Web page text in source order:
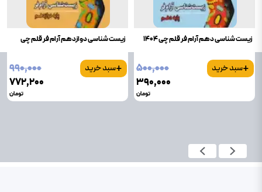
زیست شناسی دهم آرام فر قلم چی 1404
+سبد خرید
۵۰۰٬۰۰۰
۳۹۰٬۰۰۰
تومان
زیست شناسی دوازدهم آرام فر قلم چی
+سبد خرید
۹۹۰٬۰۰۰
۷۷۲٬۲۰۰
تومان